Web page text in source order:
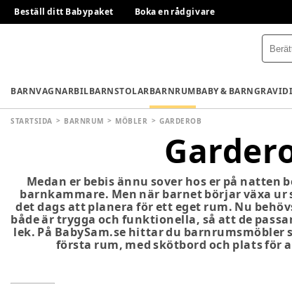
Beställ ditt Babypaket Boka en rådgivare
BARNVAGNARBILBARNSTOLARBARNRUMBABY & BARN
STARTSIDA BARNRUM MÖBLER GARDEROB
Medan er bebis ännu sover hos er på natten
barnkammare. Men när barnet börjar växa
det dags att planera för ett eget rum. Nu
både är trygga och funktionella, så att de
lek. På BabySam.se hittar du barnrumsmöbler
första rum, med skötbord och plats för